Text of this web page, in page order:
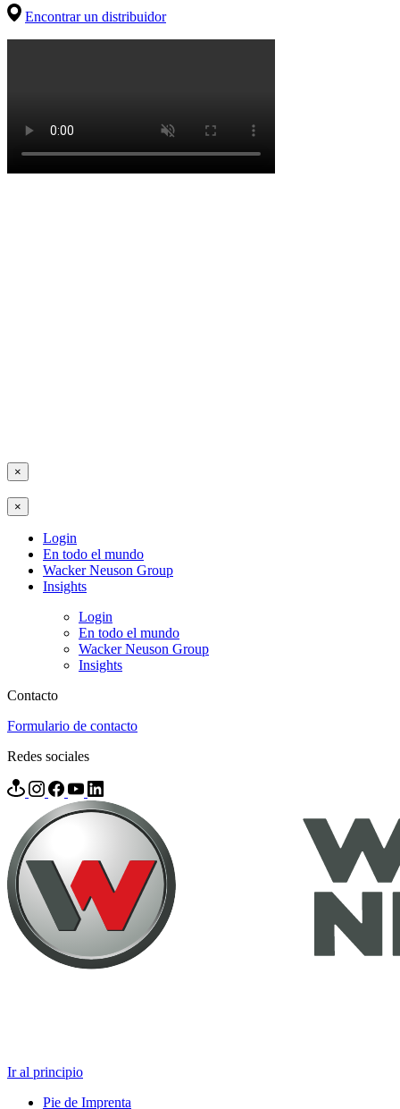
Encontrar un distribuidor
×
×
Login
En todo el mundo
Wacker Neuson Group
Insights
Login
En todo el mundo
Wacker Neuson Group
Insights
Contacto
Formulario de contacto
Redes sociales
Ir al principio
Pie de Imprenta